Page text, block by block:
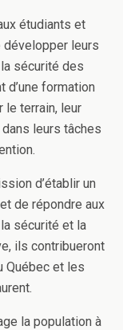
étudiants et
leurs
sécurité des
d’une formation
le terrain, leur
leurs tâches
d’établir un
de répondre aux
sécurité et la
ils contribueront
Québec et les
la population à